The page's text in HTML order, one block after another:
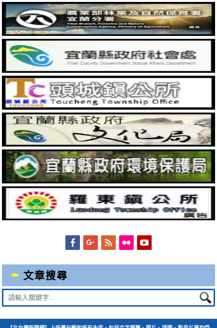
FacebookGoogleplus
Feed Flickr
文章搜尋
Suche
nach: